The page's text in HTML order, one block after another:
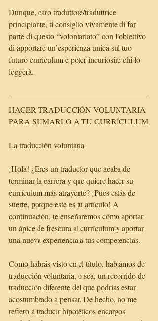
Dunque, caro traduttore/traduttrice
principiante, ti consiglio vivamente di far
parte di questo “volontariato” con l’obiettivo
di apportare un’esperienza unica sul tuo
futuro curriculum e poter incuriosire chi lo
leggerà.
HACER TRADUCCIÓN VOLUNTARIA
PARA SUMARLO A TU CURRÍCULUM
La traducción voluntaria
¡Hola! ¿Eres un traductor que acaba de
terminar la carrera y que quiere hacer su
currículum más atrayente? ¡Pues estás de
suerte, porque este es tu artículo! A
continuación, te enseñaremos cómo aportar
un ápice de frescura al currículum y aportar
una nueva experiencia a tus competencias.
Como habrás visto en el título, hablamos de
traducción voluntaria, o sea, un recorrido de
traducción diferente del que podrías estar
acostumbrado a pensar. De hecho, no me
refiero a traducir hipotéticos encargos